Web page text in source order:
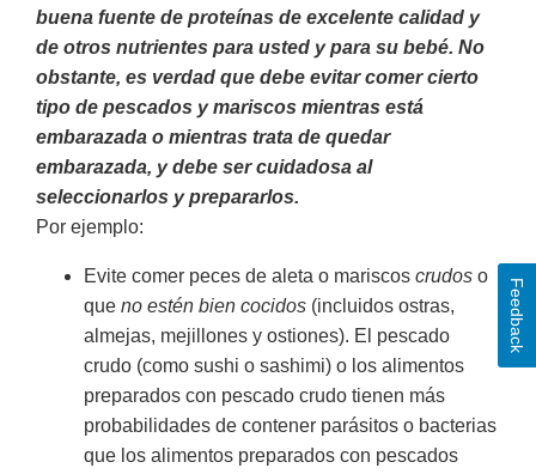
buena fuente de proteínas de excelente calidad y
de otros nutrientes para usted y para su bebé. No
obstante, es verdad que debe evitar comer cierto
tipo de pescados y mariscos mientras está
embarazada o mientras trata de quedar
embarazada, y debe ser cuidadosa al
seleccionarlos y prepararlos.
Por ejemplo:
Evite comer peces de aleta o mariscos crudos o
que no estén bien cocidos (incluidos ostras,
almejas, mejillones y ostiones). El pescado
crudo (como sushi o sashimi) o los alimentos
preparados con pescado crudo tienen más
probabilidades de contener parásitos o bacterias
que los alimentos preparados con pescados
Feedback